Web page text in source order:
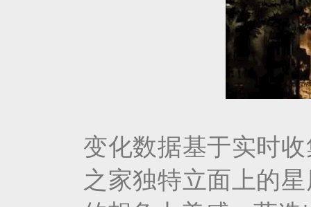
变化数据基于实时
之家独特立面上的